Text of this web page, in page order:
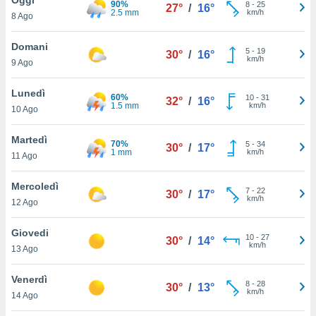
è
al sito
di
ci
di
il
un
la
nella
8 Ago
90%
2.5 mm
27° / 16° 8- 25
km/h
Domani
9 Ago
30° / 16° 5- 19
km/h
Lunedì
10 Ago
60%
1.5 mm
32° / 16° 10- 31
km/h
Martedì
11 Ago
70%
1 mm
30° / 17° 5- 34
km/h
Mercoledì
12 Ago
30° / 17° 7- 22
km/h
Giovedi
13 Ago
30° / 14° 10- 27
km/h
Venerdì
14 Ago
30° / 13° 8- 28
km/h